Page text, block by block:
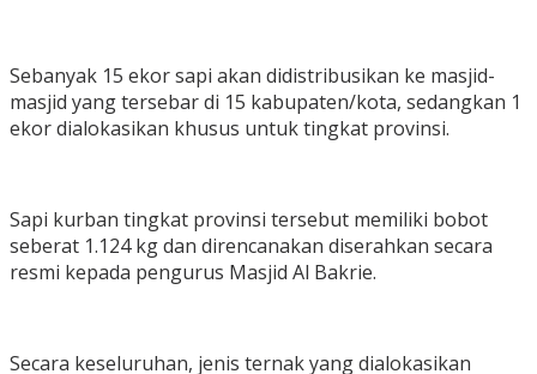
Sebanyak 15 ekor sapi akan didistribusikan ke masjid-
masjid yang tersebar di 15 kabupaten/kota, sedangkan 1
ekor dialokasikan khusus untuk tingkat provinsi.
Sapi kurban tingkat provinsi tersebut memiliki bobot
seberat 1.124 kg dan direncanakan diserahkan secara
resmi kepada pengurus Masjid Al Bakrie.
​Secara keseluruhan, jenis ternak yang dialokasikan